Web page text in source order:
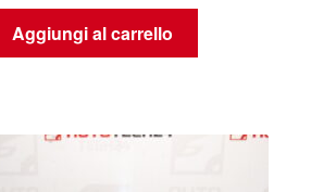
Aggiungi al carrello